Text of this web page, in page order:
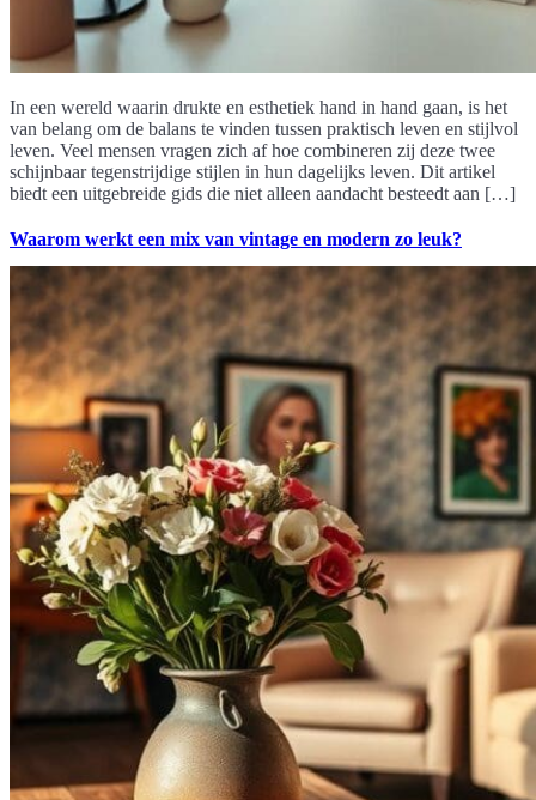
In een wereld waarin drukte en esthetiek hand in hand gaan, is het
van belang om de balans te vinden tussen praktisch leven en stijlvol
leven. Veel mensen vragen zich af hoe combineren zij deze twee
schijnbaar tegenstrijdige stijlen in hun dagelijks leven. Dit artikel
biedt een uitgebreide gids die niet alleen aandacht besteedt aan […]
Waarom werkt een mix van vintage en modern zo leuk?